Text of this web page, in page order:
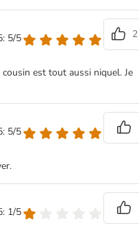
5/5
2
est tout aussi niquel. Je
5/5
1/5